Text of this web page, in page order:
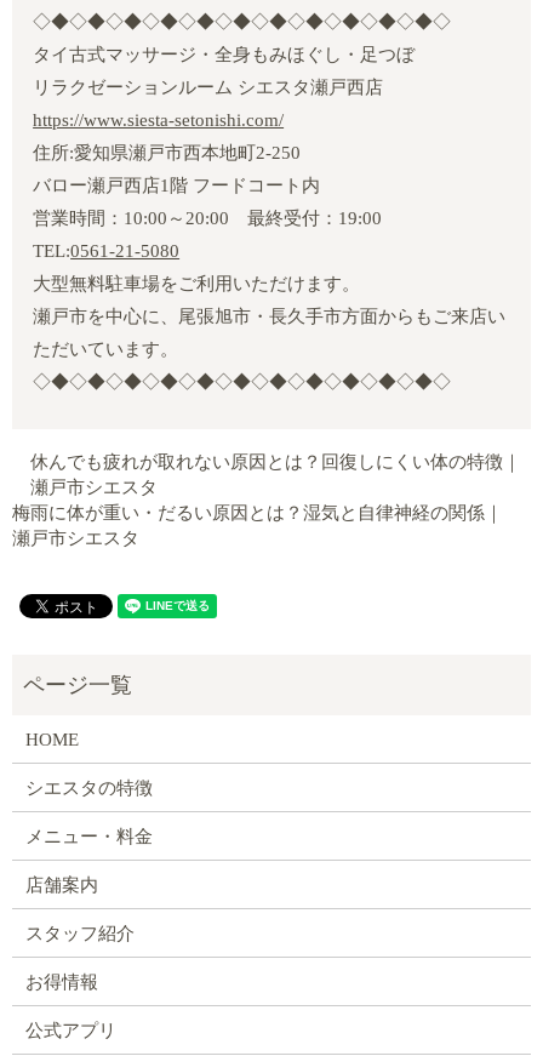
◇◆◇◆◇◆◇◆◇◆◇◆◇◆◇◆◇◆◇◆◇◆◇
タイ古式マッサージ・全身もみほぐし・足つぼ
リラクゼーションルーム シエスタ瀬戸西店
https://www.siesta-setonishi.com/
住所:愛知県瀬戸市西本地町2‐250
バロー瀬戸西店1階 フードコート内
営業時間：10:00～20:00 最終受付：19:00
TEL:0561-21-5080
大型無料駐車場をご利用いただけます。
瀬戸市を中心に、尾張旭市・長久手市方面からもご来店い
ただいています。
◇◆◇◆◇◆◇◆◇◆◇◆◇◆◇◆◇◆◇◆◇◆◇
休んでも疲れが取れない原因とは？回復しにくい体の特徴｜
瀬戸市シエスタ
梅雨に体が重い・だるい原因とは？湿気と自律神経の関係｜
瀬戸市シエスタ
HOME
シエスタの特徴
メニュー・料金
店舗案内
スタッフ紹介
お得情報
公式アプリ